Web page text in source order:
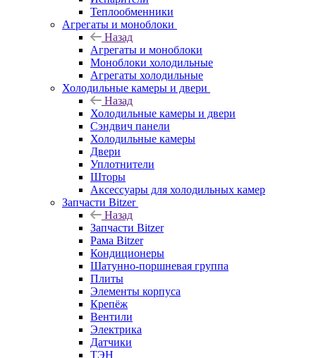
Теплообменники
Агрегаты и моноблоки
Назад
Агрегаты и моноблоки
Моноблоки холодильные
Агрегаты холодильные
Холодильные камеры и двери
Назад
Холодильные камеры и двери
Сэндвич панели
Холодильные камеры
Двери
Уплотнители
Шторы
Аксессуары для холодильных камер
Запчасти Bitzer
Назад
Запчасти Bitzer
Рама Bitzer
Кондиционеры
Шатунно-поршневая группа
Плиты
Элементы корпуса
Крепёж
Вентили
Электрика
Датчики
ТЭН